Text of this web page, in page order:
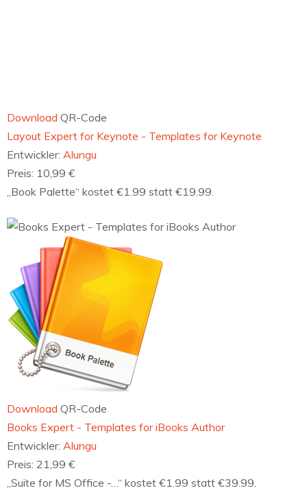
Download QR-Code
‎Layout Expert for Keynote - Templates for Keynote
Entwickler:
Alungu
Preis:10,99 €
„Book Palette“ kostet €1.99 statt €19.99.